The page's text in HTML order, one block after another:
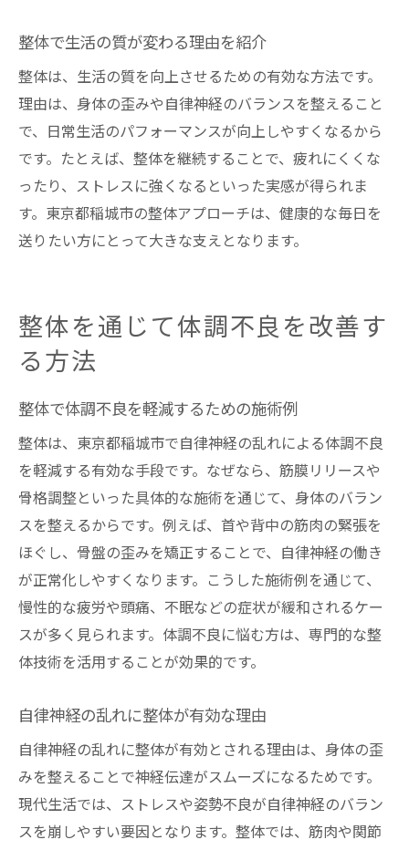
整体で生活の質が変わる理由を紹介
整体は、生活の質を向上させるための有効な方法です。
理由は、身体の歪みや自律神経のバランスを整えること
で、日常生活のパフォーマンスが向上しやすくなるから
です。たとえば、整体を継続することで、疲れにくくな
ったり、ストレスに強くなるといった実感が得られま
す。東京都稲城市の整体アプローチは、健康的な毎日を
送りたい方にとって大きな支えとなります。
整体を通じて体調不良を改善す
る方法
整体で体調不良を軽減するための施術例
整体は、東京都稲城市で自律神経の乱れによる体調不良
を軽減する有効な手段です。なぜなら、筋膜リリースや
骨格調整といった具体的な施術を通じて、身体のバラン
スを整えるからです。例えば、首や背中の筋肉の緊張を
ほぐし、骨盤の歪みを矯正することで、自律神経の働き
が正常化しやすくなります。こうした施術例を通じて、
慢性的な疲労や頭痛、不眠などの症状が緩和されるケー
スが多く見られます。体調不良に悩む方は、専門的な整
体技術を活用することが効果的です。
自律神経の乱れに整体が有効な理由
自律神経の乱れに整体が有効とされる理由は、身体の歪
みを整えることで神経伝達がスムーズになるためです。
現代生活では、ストレスや姿勢不良が自律神経のバラン
スを崩しやすい要因となります。整体では、筋肉や関節